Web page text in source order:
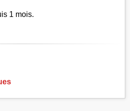
1 mois.